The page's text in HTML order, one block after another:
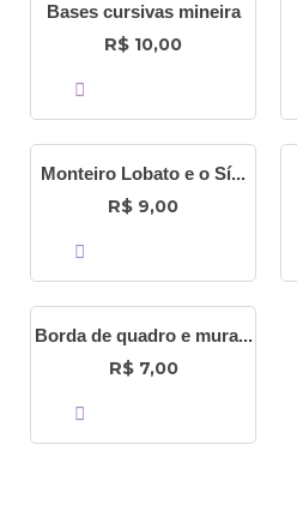
Bases cursivas mineira
R$ 10,00
Monteiro Lobato e o Sí...
R$ 9,00
Borda de quadro e mura...
R$7,00